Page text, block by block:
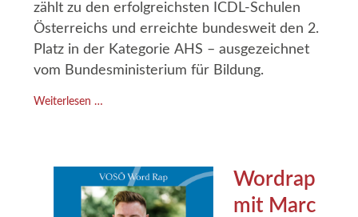
zählt zu den erfolgreichsten ICDL-Schulen
Österreichs und erreichte bundesweit den 2.
Platz in der Kategorie AHS – ausgezeichnet
vom Bundesministerium für Bildung.
Weiterlesen …
Wordrap
mit Marc